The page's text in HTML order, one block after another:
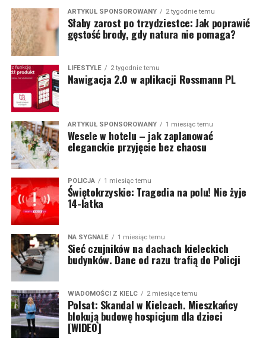
ARTYKUŁ SPONSOROWANY 2 tygodnie temu
Słaby zarost po trzydziestce: Jak poprawić
gęstość brody, gdy natura nie pomaga?
LIFESTYLE 2 tygodnie temu
Nawigacja 2.0 w aplikacji Rossmann PL
ARTYKUŁ SPONSOROWANY 1 miesiąc temu
Wesele w hotelu – jak zaplanować
eleganckie przyjęcie bez chaosu
POLICJA 1 miesiąc temu
Świętokrzyskie: Tragedia na polu! Nie żyje
14-latka
NA SYGNALE 1 miesiąc temu
Sieć czujników na dachach kieleckich
budynków. Dane od razu trafią do Policji
WIADOMOŚCI Z KIELC 2 miesiące temu
Polsat: Skandal w Kielcach. Mieszkańcy
blokują budowę hospicjum dla dzieci
[WIDEO]